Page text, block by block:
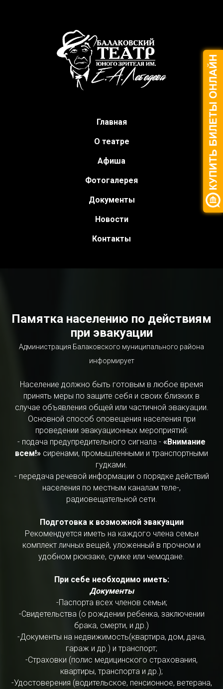
Главная
О театре
Афиша
Фотогалерея
Документы
Новости
Контакты
Памятка населению по действиям
при эвакуации
Администрация Балаковского муниципального района
информирует
Население должно быть готовым в любое время
принять меры по защите себя и своих близких в
случае объявления общей или частичной эвакуации.
Основной способ оповещения населения при
проведении эвакуационных мероприятий:
- подача предупредительного сигнала - «Внимание
всем!» сиренами, промышленными и транспортными
гудками.
- передача речевой информации о порядке действий
населения по местным каналам теле-,
радиовещательной сети.
Подготовка к возможной эвакуации
Рекомендуется иметь на каждого члена семьи
комплект личных вещей, уложенный в прочном и
удобном рюкзаке, сумке или чемодане.
При себе необходимо иметь:
Документы
-Паспорта всех членов семьи;
-Свидетельства (о рождении ребенка, заключении
брака, смерти, и др.)
-Документы на недвижимость(квартира, дом, дача,
гараж и др.) и транспорт;
-Страховки (полис медицинского страхования,
квартиры, транспорта и др.);
-Удостоверения (водительское, пенсионное, ветерана,